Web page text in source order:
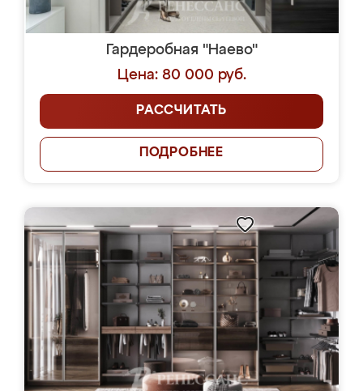
Гардеробная "Наево"
Цена: 80 000 руб.
РАССЧИТАТЬ
ПОДРОБНЕЕ